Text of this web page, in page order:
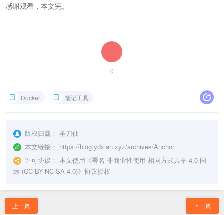
感谢观看，本文完。
0
Docker 笔记工具
版权归属： 羊刀仙
本文链接： https://blog.ydxian.xyz/archives/Anchor
许可协议： 本文使用《署名-非商业性使用-相同方式共享 4.0 国
际 (CC BY-NC-SA 4.0)》协议授权
上一篇 下一篇